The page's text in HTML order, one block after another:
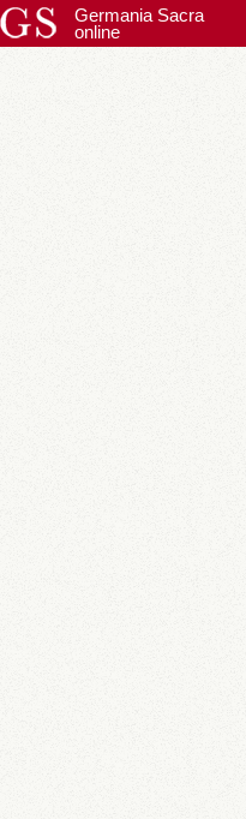
Germania Sacra
online